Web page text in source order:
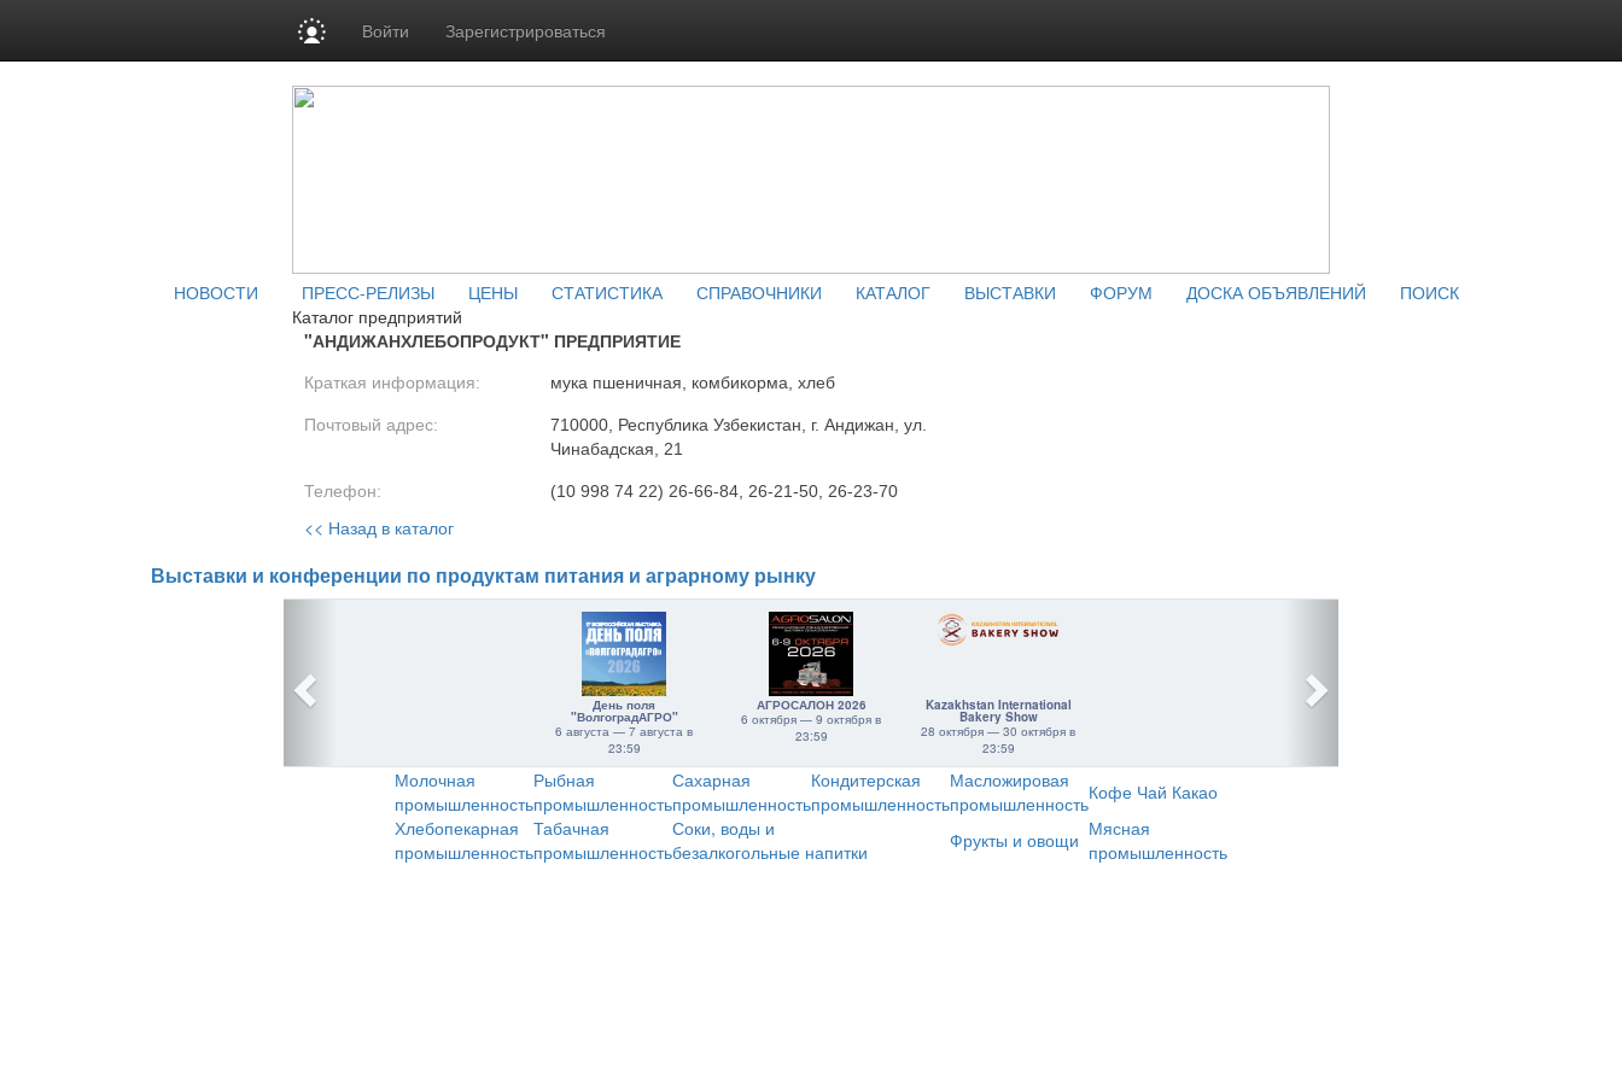
Войти Зарегистрироваться
НОВОСТИ ПРЕСС-РЕЛИЗЫ ЦЕНЫ СТАТИСТИКА СПРАВОЧНИКИ КАТАЛОГ ВЫСТАВКИ ФОРУМ ДОСКА ОБЪЯВЛЕНИЙ
ПОИСК
Каталог предприятий
"АНДИЖАНХЛЕБОПРОДУКТ" ПРЕДПРИЯТИЕ
Краткая информация: мука пшеничная, комбикорма, хлеб
Почтовый адрес:
710000, Республика Узбекистан, г. Андижан, ул.
Чинабадская, 21
Телефон: (10 998 74 22) 26-66-84, 26-21-50, 26-23-70
<< Назад в каталог
Выставки и конференции по продуктам питания и аграрному рынку
День поля
"ВолгоградАГРО"
6 августа — 7 августа в
23:59
АГРОСАЛОН 2026
6 октября — 9 октября в
23:59
Kazakhstan International
Bakery Show
28 октября — 30 октября в
23:59
Молочная
промышленность
Рыбная
промышленность
Сахарная
промышленность
Кондитерская
промышленность
Масложировая
промышленностьКофе Чай Какао
Хлебопекарная
промышленность
Табачная
промышленность
Соки, воды и
безалкогольные напитки
Фрукты и овощи Мясная
промышленность